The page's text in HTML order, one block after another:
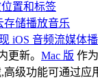
位置和标签
存储播放音乐
iOS 音频流媒体
更新。 Mac 版 作为
高级功能可通过应